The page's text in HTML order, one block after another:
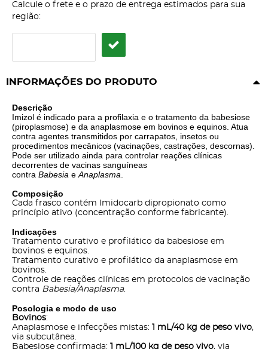
Calcule o frete e o prazo de entrega estimados para sua
região:
INFORMAÇÕES DO PRODUTO
Descrição
Imizol é indicado para a profilaxia e o tratamento da babesiose
(piroplasmose) e da anaplasmose em bovinos e equinos. Atua
contra agentes transmitidos por carrapatos, insetos ou
procedimentos mecânicos (vacinações, castrações, descornas).
Pode ser utilizado ainda para controlar reações clínicas
decorrentes de vacinas sanguíneas
contra Babesia eAnaplasma.
Composição
Cada frasco contém Imidocarb dipropionato como
princípio ativo (concentração conforme fabricante).
Indicações
Tratamento curativo e profilático da babesiose em
bovinos e equinos.
Tratamento curativo e profilático da anaplasmose em
bovinos.
Controle de reações clínicas em protocolos de vacinação
contra Babesia/Anaplasma.
Posologia e modo de uso
Bovinos:
Anaplasmose e infecções mistas:
1 mL/40 kg de peso vivo,
via subcutânea.
Babesiose confirmada:
1 mL/100 kg de peso vivo, via